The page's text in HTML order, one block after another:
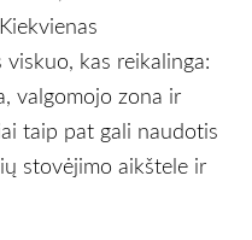
kas reikalinga:
valgomojo zona ir
taip pat gali naudotis
stovėjimo aikštele ir